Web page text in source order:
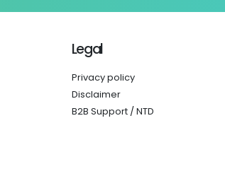
Legal
Privacy policy
Disclaimer
B2B Support / NTD